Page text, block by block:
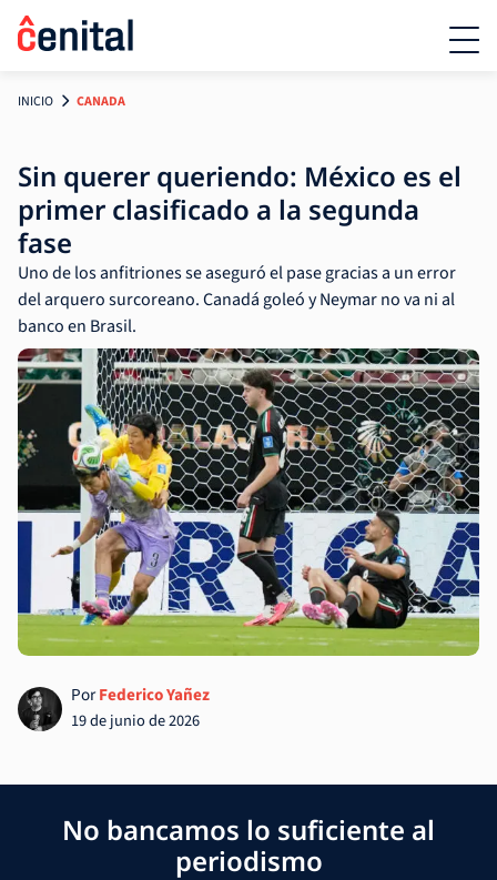
INICIO CANADA
Sin querer queriendo: México es el
primer clasificado a la segunda
fase
Uno de los anfitriones se aseguró el pase gracias a un error
del arquero surcoreano. Canadá goleó y Neymar no va ni al
banco en Brasil.
PorFederico Yañez
19 de junio de 2026
No bancamos lo suficiente al
periodismo